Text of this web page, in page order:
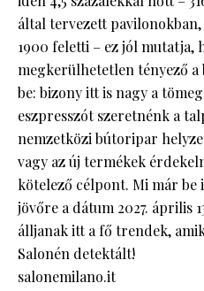
által tervezett
1900 feletti – ez jól mutatja,
megkerülhetetlen tényező
be: bizony itt is nagy a
eszpresszót szeretnénk a
nemzetközi bútoripar
vagy az új termékek
kötelező célpont. Mi már be
jövőre a dátum 2027. április
álljanak itt a fő trendek,
Salonén detektált!
salonemilano.it